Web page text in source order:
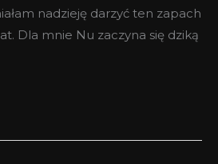
nadzieję darzyć ten zapach
Dla mnie Nu zaczyna się dziką